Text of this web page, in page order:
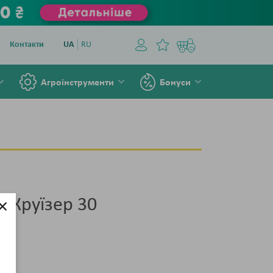
Контакти UA RU
Агроінструменти Бонуси
Круїзер 30